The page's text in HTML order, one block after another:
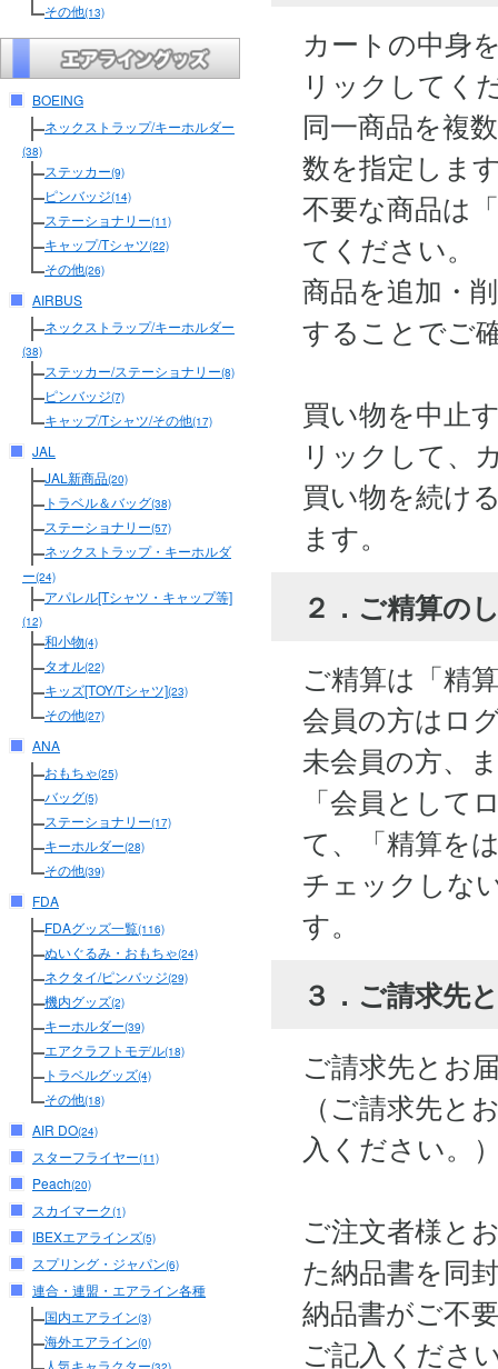
その他(13)
BOEING
ネックストラップ/キーホルダー
(38)
ステッカー(9)
ピンバッジ(14)
ステーショナリー(11)
キャップ/Tシャツ(22)
その他(26)
AIRBUS
ネックストラップ/キーホルダー
(38)
ステッカー/ステーショナリー(8)
ピンバッジ(7)
キャップ/Tシャツ/その他(17)
JAL
JAL新商品(20)
トラベル＆バッグ(38)
ステーショナリー(57)
ネックストラップ・キーホルダ
ー(24)
アパレル[Tシャツ・キャップ等]
(12)
和小物(4)
タオル(22)
キッズ[TOY/Tシャツ](23)
その他(27)
ANA
おもちゃ(25)
バッグ(5)
ステーショナリー(17)
キーホルダー(28)
その他(39)
FDA
FDAグッズ一覧(116)
ぬいぐるみ・おもちゃ(24)
ネクタイ/ピンバッジ(29)
機内グッズ(2)
キーホルダー(39)
エアクラフトモデル(18)
トラベルグッズ(4)
その他(18)
AIR DO(24)
スターフライヤー(11)
Peach(20)
スカイマーク(1)
IBEXエアラインズ(5)
スプリング・ジャパン(6)
連合・連盟・エアライン各種
国内エアライン(3)
海外エアライン(0)
カートの中身
リックしてく
同一商品を複
数を指定しま
不要な商品は
てください。
商品を追加・
することでご
買い物を中止
リックして、
買い物を続け
ます。
２．ご精算の
ご精算は「精
会員の方はロ
未会員の方、
「会員として
て、「精算を
チェックしな
す。
３．ご請求先
ご請求先とお
（ご請求先と
入ください。
ご注文者様と
た納品書を同
納品書がご不
ご記入くださ